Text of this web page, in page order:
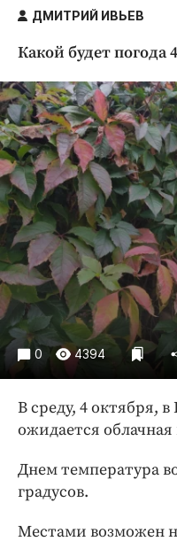
Статьи
Народные
Криминал
Культура
Недвижимость
Образование
Общество
Погода
Праздники
Происшествия
Спорт
Экономика и
ПРОЕКТЫ
Блоги
Медиаперсона
Клиника года
ДМИТРИЙ ИВЬЕВ
Какой будет погода
0 4394
В среду, 4 октября,
ожидается облачная
Днем температура
градусов.
Местами возможен